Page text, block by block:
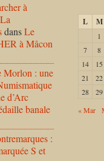
à
dansLe
à Mâcon
Morlon : une
d’Arc
banale
:
S et
L M
1
7
8
14
15
21
22
28
29
« Mar